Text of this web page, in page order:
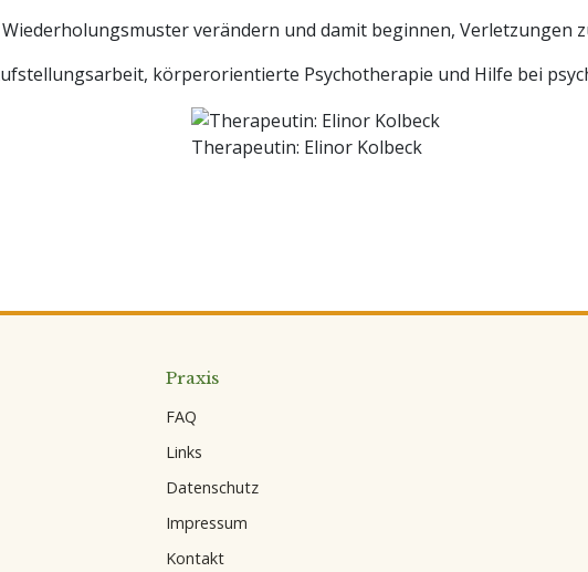
verändern und damit beginnen, Verletzungen
körperorientierte Psychotherapie und Hilfe bei
Therapeutin: Elinor Kolbeck
Praxis
FAQ
Links
Datenschutz
Impressum
Kontakt